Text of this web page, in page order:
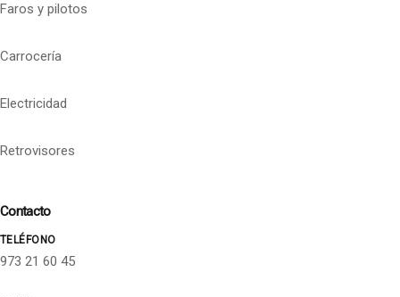
Faros y pilotos
Carrocería
Electricidad
Retrovisores
Contacto
TELÉFONO
973 21 60 45